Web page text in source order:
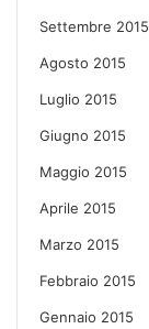
Settembre 2015
Agosto 2015
Luglio 2015
Giugno 2015
Maggio 2015
Aprile 2015
Marzo 2015
Febbraio 2015
Gennaio 2015